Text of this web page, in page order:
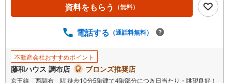
資料をもらう （無料）
電話する （通話料無料）
不動産会社おすすめポイント
藤和ハウス 調布店 ブロンズ推奨店
京王線「西調布」駅 徒歩10分5階建て4階部分につき日当たり・眺望良好！